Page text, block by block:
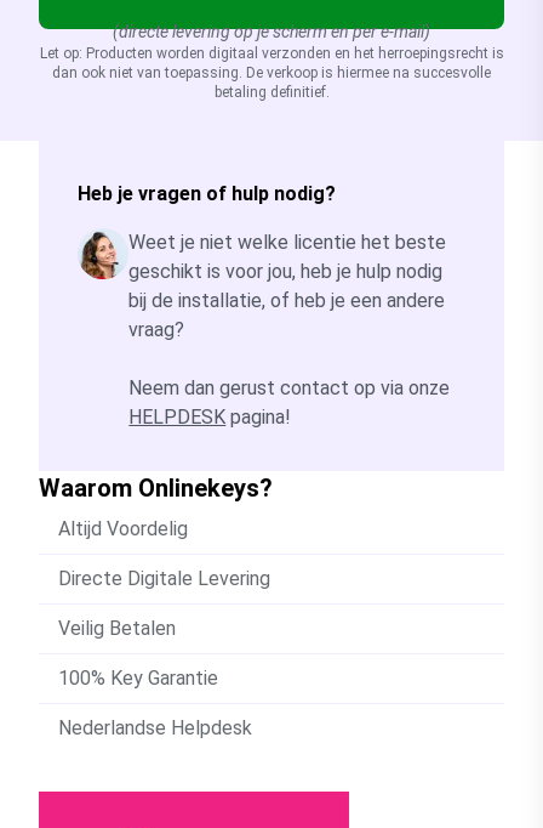
(directe levering op je scherm en per e-mail)
Let op: Producten worden digitaal verzonden en het herroepingsrecht is
dan ook niet van toepassing. De verkoop is hiermee na succesvolle
betaling definitief.
Heb je vragen of hulp nodig?
Weet je niet welke licentie het beste
geschikt is voor jou, heb je hulp nodig
bij de installatie, of heb je een andere
vraag?
Neem dan gerust contact op via onze
HELPDESK pagina!
Waarom Onlinekeys?
Altijd Voordelig
Directe Digitale Levering
Veilig Betalen
100% Key Garantie
Nederlandse Helpdesk